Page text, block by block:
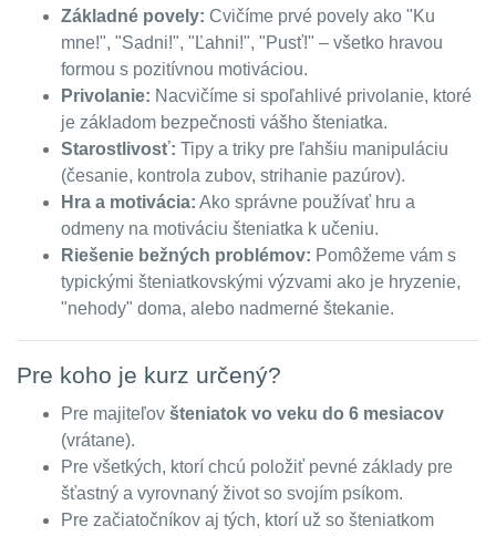
Základné povely: Cvičíme prvé povely ako "Ku
mne!", "Sadni!", "Ľahni!", "Pusť!" – všetko hravou
formou s pozitívnou motiváciou.
Privolanie: Nacvičíme si spoľahlivé privolanie, ktoré
je základom bezpečnosti vášho šteniatka.
Starostlivosť: Tipy a triky pre ľahšiu manipuláciu
(česanie, kontrola zubov, strihanie pazúrov).
Hra a motivácia: Ako správne používať hru a
odmeny na motiváciu šteniatka k učeniu.
Riešenie bežných problémov: Pomôžeme vám s
typickými šteniatkovskými výzvami ako je hryzenie,
"nehody" doma, alebo nadmerné štekanie.
Pre koho je kurz určený?
Pre majiteľov šteniatok vo veku do 6 mesiacov
(vrátane).
Pre všetkých, ktorí chcú položiť pevné základy pre
šťastný a vyrovnaný život so svojím psíkom.
Pre začiatočníkov aj tých, ktorí už so šteniatkom